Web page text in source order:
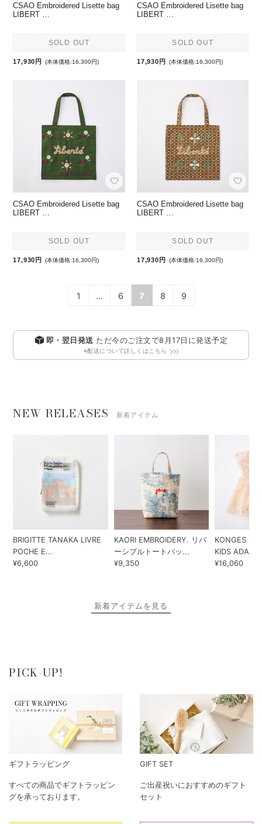
CSAO Embroidered Lisette bag
LIBERT …
SOLD OUT
17,930円 (本体価格:16,300円)
CSAO Embroidered Lisette bag
LIBERT …
SOLD OUT
17,930円 (本体価格:16,300円)
CSAO Embroidered Lisette bag
LIBERT …
SOLD OUT
17,930円 (本体価格:16,300円)
CSAO Embroidered Lisette bag
LIBERT …
SOLD OUT
17,930円 (本体価格:16,300円)
1 … 6 7 8 9
即・翌日発送 ただ今のご注文で8月17日 に発送予定
※配送について詳しくはこちら
NEW RELEASES 新着アイテム
BRIGITTE TANAKA LIVRE
POCHE E...
¥6,600
KAORI EMBROIDERY. リバ
ーシブルトートバッ...
¥9,350
KONGES
KIDS ADA...
¥16,060
新着アイテムを見る
PICK-UP!
ギフトラッピング
すべての商品でギフトラッピン
グを承っております。
GIFT SET
ご出産祝いにおすすめのギフト
セット